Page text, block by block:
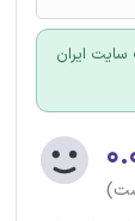
ایران